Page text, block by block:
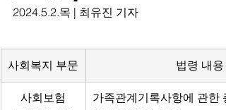
2024.5.2.목 | 최유진 기자
사회복지 부문 법령 내용
사회보험
가족관계기록사항에 관한